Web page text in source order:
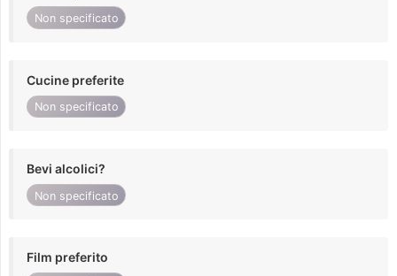
Non specificato
Cucine preferite
Non specificato
Bevi alcolici?
Non specificato
Film preferito